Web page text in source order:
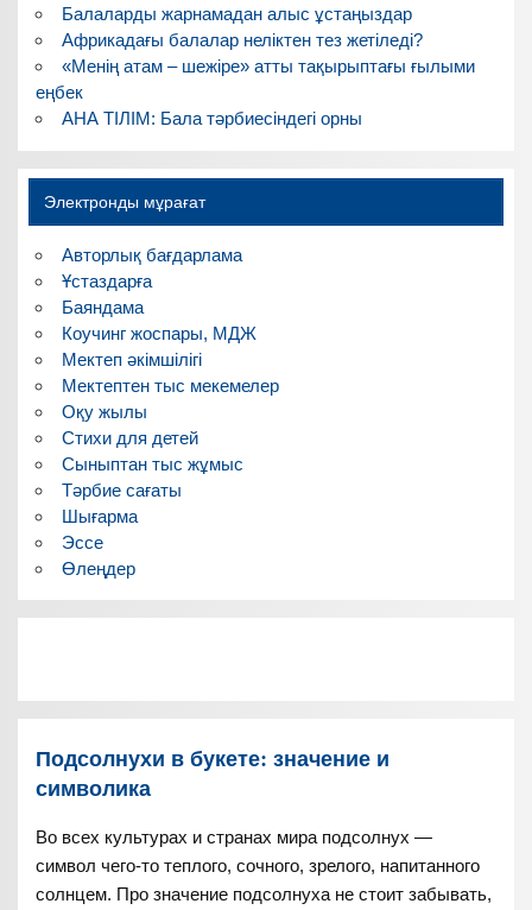
Балаларды жарнамадан алыс ұстаңыздар
Африкадағы балалар неліктен тез жетіледі?
«Менің атам – шежіре» атты тақырыптағы ғылыми
еңбек
АНА ТІЛІМ: Бала тәрбиесіндегі орны
Электронды мұрағат
Авторлық бағдарлама
Ұстаздарға
Баяндама
Коучинг жоспары, МДЖ
Мектеп әкімшілігі
Мектептен тыс мекемелер
Оқу жылы
Стихи для детей
Сыныптан тыс жұмыс
Тәрбие сағаты
Шығарма
Эссе
Өлеңдер
Подсолнухи в букете: значение и
символика
Во всех культурах и странах мира подсолнух —
символ чего-то теплого, сочного, зрелого, напитанного
солнцем. Про значение подсолнуха не стоит забывать,